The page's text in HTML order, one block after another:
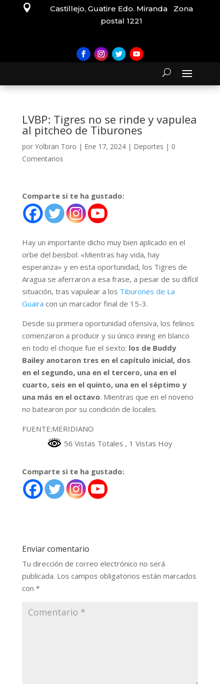

Castillejo, Guatire Edo. Miranda Zona
postal 1221
LVBP: Tigres no se rinde y vapulea
al pitcheo de Tiburones
por Yolbran Toro | Ene 17, 2024| Deportes | 0
Comentarios
Comparte si te ha gustado:
Hay un importante dicho muy bien aplicado en el
orbe del beisbol: «Mientras hay vida, hay
esperanza» y en esta oportunidad, los Tigres de
Aragua se aferraron a esa frase, a pesar de su difícil
situación, tras vapulear a los Tiburones de La
Guaira con un marcador final de 15-3.
Desde su primera oportunidad ofensiva, los felinos
comenzaron a producir y su único inning en blanco
en todo el choque fue el sexto: los de Buddy
Bailey anotaron tres en el capítulo inicial, dos
en el segundo, una en el tercero, una en el
cuarto, seis en el quinto, una en el séptimo y
una más en el octavo. Mientras que en el noveno
no batearon por su condición de locales.
FUENTE:MERIDIANO
56 Vistas Totales , 1 Vistas Hoy
Comparte si te ha gustado:
Enviar comentario
Tu dirección de correo electrónico no será
publicada. Los campos obligatorios están marcados
con *